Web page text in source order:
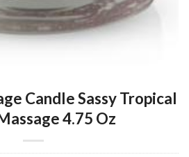
Candle Sassy Tropical
4.75 Oz